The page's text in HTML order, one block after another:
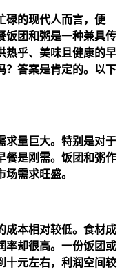
碌的现代人而言，便
饭团和粥是一种兼具传
热乎、美味且健康的早
？答案是肯定的。以下
求量巨大。特别是对于
餐是刚需。饭团和粥作
需求旺盛。
成本相对较低。食材成
率却很高。一份饭团或
十元左右，利润空间较